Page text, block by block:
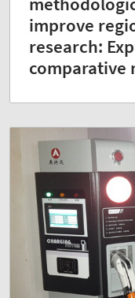
improve
research:
comparative